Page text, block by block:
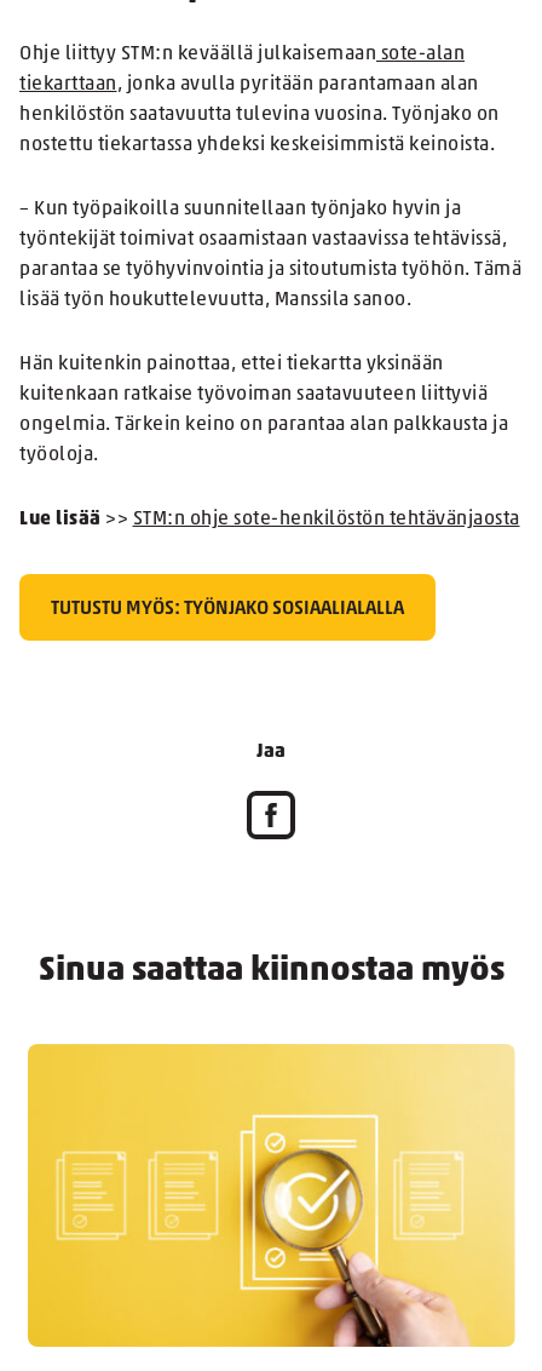
Ohje liittyy STM:n keväällä julkaisemaan sote-alan
tiekarttaan, jonka avulla pyritään parantamaan alan
henkilöstön saatavuutta tulevina vuosina. Työnjako on
nostettu tiekartassa yhdeksi keskeisimmistä keinoista.
– Kun työpaikoilla suunnitellaan työnjako hyvin ja
työntekijät toimivat osaamistaan vastaavissa tehtävissä,
parantaa se työhyvinvointia ja sitoutumista työhön. Tämä
lisää työn houkuttelevuutta, Manssila sanoo.
Hän kuitenkin painottaa, ettei tiekartta yksinään
kuitenkaan ratkaise työvoiman saatavuuteen liittyviä
ongelmia. Tärkein keino on parantaa alan palkkausta ja
työoloja.
Lue lisää >> STM:n ohje sote-henkilöstön tehtävänjaosta
TUTUSTU MYÖS: TYÖNJAKO SOSIAALIALALLA
Jaa
Sinua saattaa kiinnostaa myös